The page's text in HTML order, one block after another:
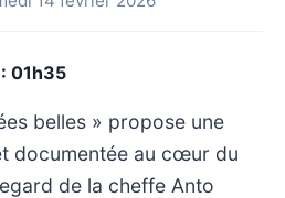
01h35
belles » propose une
documentée au cœur du
de la cheffe Anto